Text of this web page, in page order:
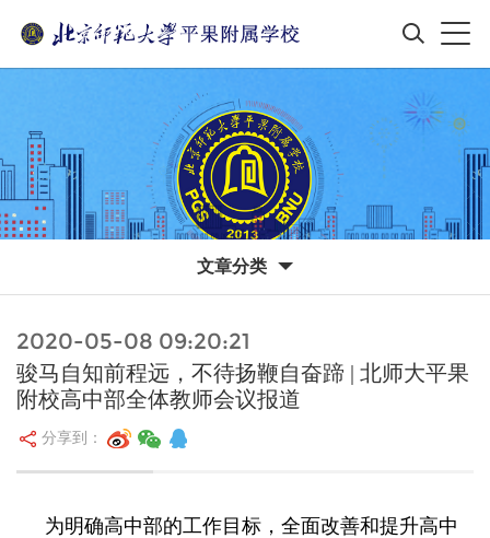
文章分类
2020-05-08 09:20:21
骏马自知前程远，不待扬鞭自奋蹄 | 北师大平果
附校高中部全体教师会议报道
分享到：
为明确高中部的工作目标，全面改善和提升高中